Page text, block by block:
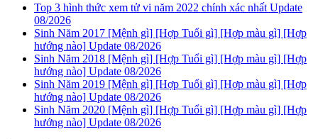
Top 3 hình thức xem tử vi năm 2022 chính xác nhất Update
08/2026
Sinh Năm 2017 [Mệnh gì] [Hợp Tuổi gì] [Hợp màu gì] [Hợp
hướng nào] Update 08/2026
Sinh Năm 2018 [Mệnh gì] [Hợp Tuổi gì] [Hợp màu gì] [Hợp
hướng nào] Update 08/2026
Sinh Năm 2019 [Mệnh gì] [Hợp Tuổi gì] [Hợp màu gì] [Hợp
hướng nào] Update 08/2026
Sinh Năm 2020 [Mệnh gì] [Hợp Tuổi gì] [Hợp màu gì] [Hợp
hướng nào] Update 08/2026